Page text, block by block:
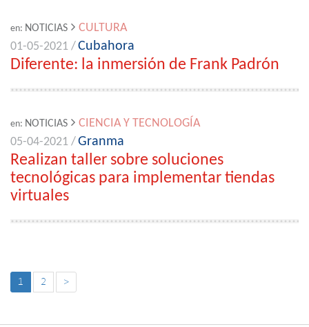
en: NOTICIAS
CULTURA
01-05-2021 /Cubahora
Diferente: la inmersión de Frank Padrón
en: NOTICIAS
CIENCIA Y TECNOLOGÍA
05-04-2021 /Granma
Realizan taller sobre soluciones
tecnológicas para implementar tiendas
virtuales
1 2 >